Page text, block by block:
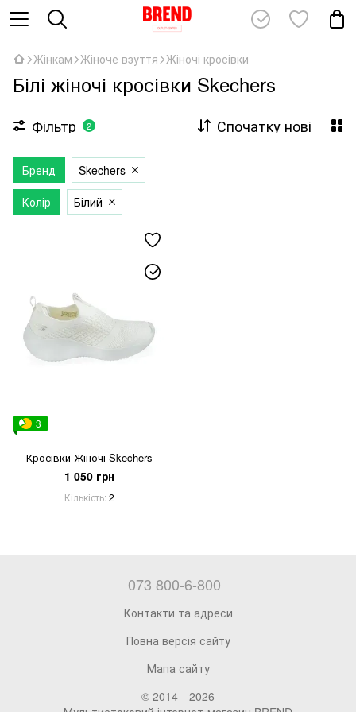
Жінкам Жіноче взуття Жіночі кросівки
Білі жіночі кросівки Skechers
Фільтр 2 Спочатку нові
Бренд
Skechers
Колір
Білий
3
Кросівки Жіночі Skechers
1 050 грн
Кількість 2
073 800-6-800
Контакти та адреси
Повна версія сайту
Мапа сайту
© 2014—2026